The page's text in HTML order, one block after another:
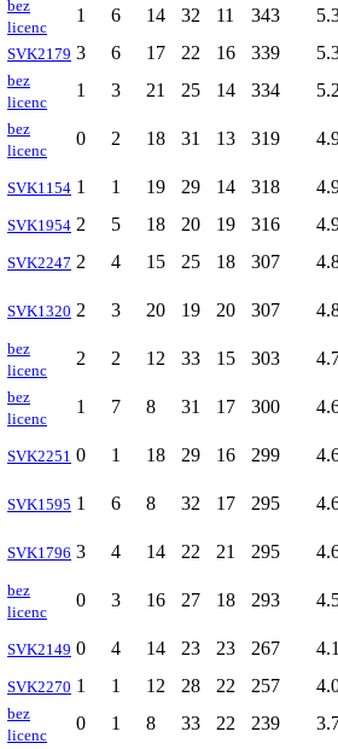
bez
licenc
1 6 14 32 11 343
SVK2179 3 6 17 22 16 339
bez
licenc
1 3 21 25 14 334
bez
licenc
0 2 18 31 13 319
SVK1154 1 1 19 29 14 318
SVK1954 2 5 18 20 19 316
SVK2247 2 4 15 25 18 307
SVK1320 2 3 20 19 20 307
bez
licenc
2 2 12 33 15 303
bez
licenc
1 7 8 31 17 300
SVK2251 0 1 18 29 16 299
SVK1595 1 6 8 32 17 295
SVK1796 3 4 14 22 21 295
bez
licenc
0 3 16 27 18 293
SVK2149 0 4 14 23 23 267
SVK2270 1 1 12 28 22 257
bez
licenc
0 1 8 33 22 239